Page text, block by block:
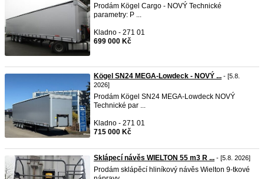
Prodám Kögel Cargo - NOVÝ Technické
parametry: P ...
Kladno - 271 01
699 000 Kč
Kögel SN24 MEGA-Lowdeck - NOVÝ ... - [5.8.
2026]
Prodám Kögel SN24 MEGA-Lowdeck NOVÝ
Technické par ...
Kladno - 271 01
715 000 Kč
Sklápecí návěs WIELTON 55 m3 R ... - [5.8. 2026]
Prodám sklápěcí hliníkový návěs Wielton 9-tkové